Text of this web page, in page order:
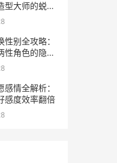
型大师的蜕变
性别全攻略：
性角色的隐藏
感情全解析：
感度效率翻倍